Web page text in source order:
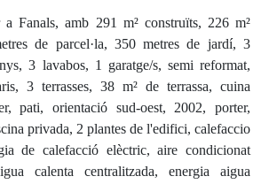
a Fanals, amb 291 m² construïts, 226 m²
de parcel·la, 350 metres de jardí, 3
3 lavabos, 1 garatge/s, semi reformat,
3 terrasses, 38 m² de terrassa, cuina
pati, orientació sud-oest, 2002, porter,
privada, 2 plantes de l'edifici, calefaccio
de calefacció elèctric, aire condicionat
calenta centralitzada, energia aigua